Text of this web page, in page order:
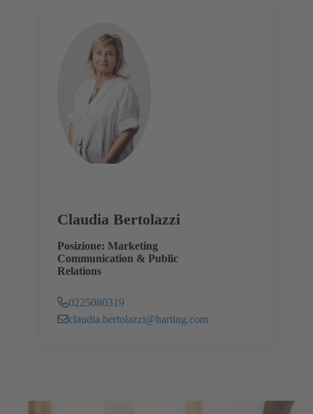
Claudia Bertolazzi
Posizione: Marketing
Communication & Public
Relations
0225080319
claudia.bertolazzi@harting.com